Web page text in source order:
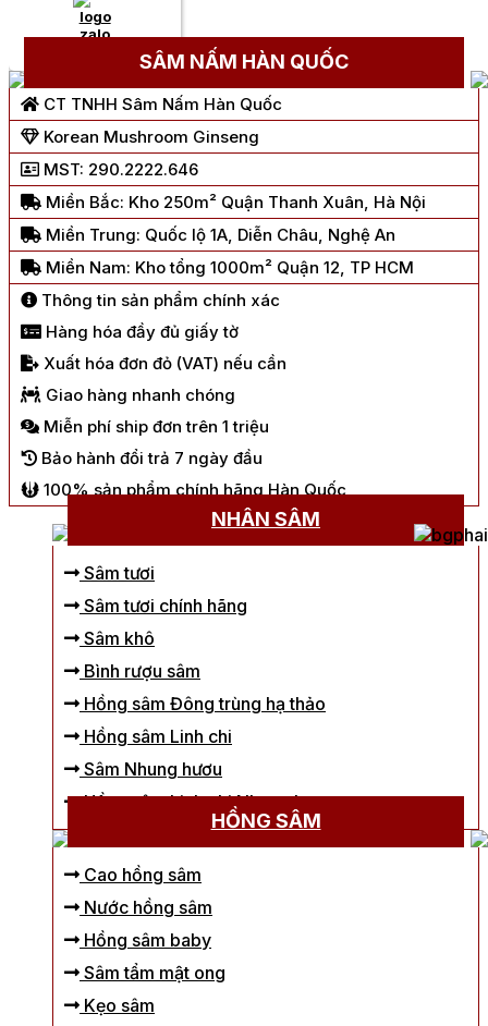
SÂM NẤM HÀN QUỐC
CT TNHH Sâm Nấm Hàn Quốc
Korean Mushroom Ginseng
MST: 290.2222.646
Miền Bắc: Kho 250m² Quận Thanh Xuân, Hà Nội
Miền Trung: Quốc lộ 1A, Diễn Châu, Nghệ An
Miền Nam: Kho tổng 1000m² Quận 12, TP HCM
Thông tin sản phẩm chính xác
Hàng hóa đầy đủ giấy tờ
Xuất hóa đơn đỏ (VAT) nếu cần
Giao hàng nhanh chóng
Miễn phí ship đơn trên 1 triệu
Bảo hành đổi trả 7 ngày đầu
100% sản phẩm chính hãng Hàn Quốc
NHÂN SÂM
Sâm tươi
Sâm tươi chính hãng
Sâm khô
Bình rượu sâm
Hồng sâm Đông trùng hạ thảo
Hồng sâm Linh chi
Sâm Nhung hươu
Hồng sâm Linh chi Nhung hươu
HỒNG SÂM
Cao hồng sâm
Nước hồng sâm
Hồng sâm baby
Sâm tẩm mật ong
Kẹo sâm